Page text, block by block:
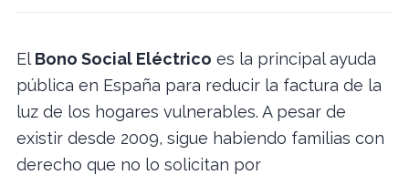
El Bono Social Eléctrico es la principal ayuda
pública en España para reducir la factura de la
luz de los hogares vulnerables. A pesar de
existir desde 2009, sigue habiendo familias con
derecho que no lo solicitan por